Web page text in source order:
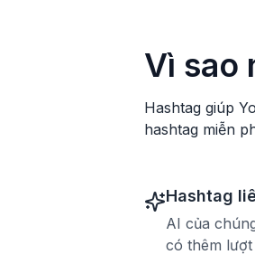
Vì sao
Hashtag giúp
hashtag miễn
Hashtag
AI của
có thêm